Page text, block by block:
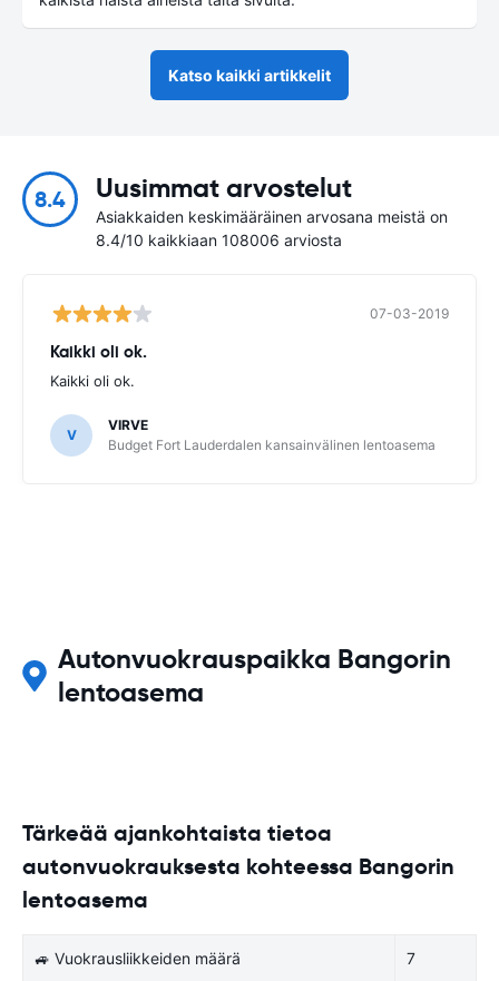
Katso kaikki artikkelit
8.4 Uusimmat arvostelut
Asiakkaiden keskimääräinen arvosana meistä on
8.4/10 kaikkiaan 108006 arviosta
07-03-2019
Kaikki oli ok.
Kaikki oli ok.
V
VIRVE
Budget Fort Lauderdalen kansainvälinen lentoasema
Autonvuokrauspaikka Bangorin
lentoasema
Tärkeää ajankohtaista tietoa
autonvuokrauksesta kohteessa Bangorin
lentoasema
🚙 Vuokrausliikkeiden määrä 7